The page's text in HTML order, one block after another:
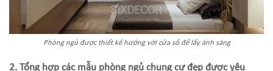
Phòng ngủ được thiết kế hướng với cửa sổ để lấy ánh sáng
2. Tổng hợp các mẫu phòng ngủ chung cư đẹp được yêu